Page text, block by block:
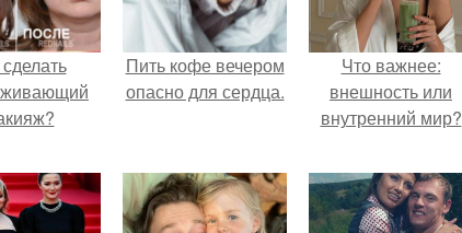
Пить кофе вечером
опасно для сердца.
Что важнее:
внешность или
внутренний мир?